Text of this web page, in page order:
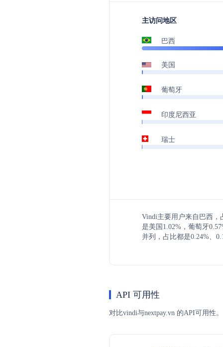
主访问地区
巴西
美国
葡萄牙
印度尼西亚
瑞士
Vindi主要用户来自巴西，
是美国1.02%，葡萄牙
并列，占比都是0.24%、
API 可用性
对比vindi与nextpay.vn 的API可用性